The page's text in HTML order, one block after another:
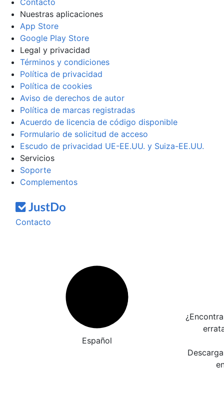
Contacto
Nuestras aplicaciones
App Store
Google Play Store
Legal y privacidad
Términos y condiciones
Política de privacidad
Política de cookies
Aviso de derechos de autor
Política de marcas registradas
Acuerdo de licencia de código disponible
Formulario de solicitud de acceso
Escudo de privacidad UE-EE.UU. y Suiza-EE.UU.
Servicios
Soporte
Complementos
Contacto
Español